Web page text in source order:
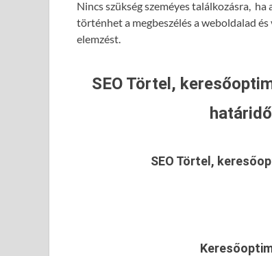
Nincs szükség szeméyes találkozásra,
történhet a megbeszélés a weboldalad
elemzést.
SEO Törtel,
SEO Törtel,